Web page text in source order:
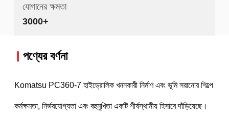
যোগানের ক্ষমতা
3000+
পণ্যের বর্ণনা
Komatsu PC360-7 হাইড্রোলিক খননকারী নির্মাণ এবং ভূমি সরানোর শিল্পে
কর্মক্ষমতা, নির্ভরযোগ্যতা এবং বহুমুখিতা একটি শীর্ষস্থানীয় হিসাবে দাঁড়িয়েছে।